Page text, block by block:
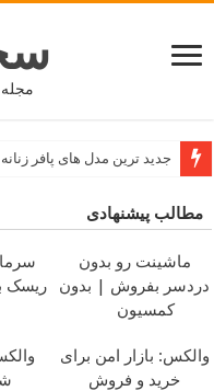
جدید ترین مدل های پافر زنانه
مطالب پیشنهادی
ماشینت رو بدون
دردسر بفروش | بدون
کمسیون
والکس: بازار امن برای
خرید و فروش